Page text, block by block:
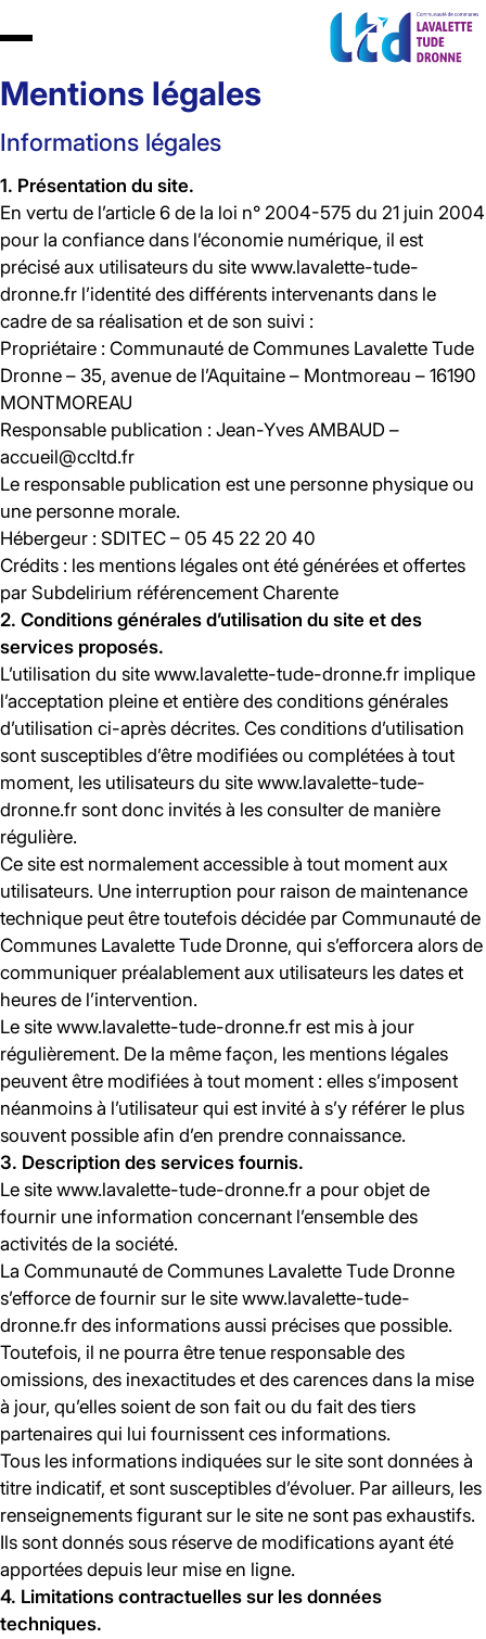
Mentions légales
Informations légales
1. Présentation du site.
En vertu de l’article 6 de la loi n° 2004-575 du 21 juin 2004
pour la confiance dans l’économie numérique, il est
précisé aux utilisateurs du site www.lavalette-tude-
dronne.fr l’identité des différents intervenants dans le
cadre de sa réalisation et de son suivi :
Propriétaire : Communauté de Communes Lavalette Tude
Dronne – 35, avenue de l’Aquitaine – Montmoreau – 16190
MONTMOREAU
Responsable publication : Jean-Yves AMBAUD –
accueil@ccltd.fr
Le responsable publication est une personne physique ou
une personne morale.
Hébergeur : SDITEC – 05 45 22 20 40
Crédits : les mentions légales ont été générées et offertes
par Subdelirium référencement Charente
2. Conditions générales d’utilisation du site et des
services proposés.
L’utilisation du site www.lavalette-tude-dronne.fr implique
l’acceptation pleine et entière des conditions générales
d’utilisation ci-après décrites. Ces conditions d’utilisation
sont susceptibles d’être modifiées ou complétées à tout
moment, les utilisateurs du site www.lavalette-tude-
dronne.fr sont donc invités à les consulter de manière
régulière.
Ce site est normalement accessible à tout moment aux
utilisateurs. Une interruption pour raison de maintenance
technique peut être toutefois décidée par Communauté de
Communes Lavalette Tude Dronne, qui s’efforcera alors de
communiquer préalablement aux utilisateurs les dates et
heures de l’intervention.
Le site www.lavalette-tude-dronne.fr est mis à jour
régulièrement. De la même façon, les mentions légales
peuvent être modifiées à tout moment : elles s’imposent
néanmoins à l’utilisateur qui est invité à s’y référer le plus
souvent possible afin d’en prendre connaissance.
3. Description des services fournis.
Le site www.lavalette-tude-dronne.fr a pour objet de
fournir une information concernant l’ensemble des
activités de la société.
La Communauté de Communes Lavalette Tude Dronne
s’efforce de fournir sur le site www.lavalette-tude-
dronne.fr des informations aussi précises que possible.
Toutefois, il ne pourra être tenue responsable des
omissions, des inexactitudes et des carences dans la mise
à jour, qu’elles soient de son fait ou du fait des tiers
partenaires qui lui fournissent ces informations.
Tous les informations indiquées sur le site sont données à
titre indicatif, et sont susceptibles d’évoluer. Par ailleurs, les
renseignements figurant sur le site ne sont pas exhaustifs.
Ils sont donnés sous réserve de modifications ayant été
apportées depuis leur mise en ligne.
4. Limitations contractuelles sur les données
techniques.